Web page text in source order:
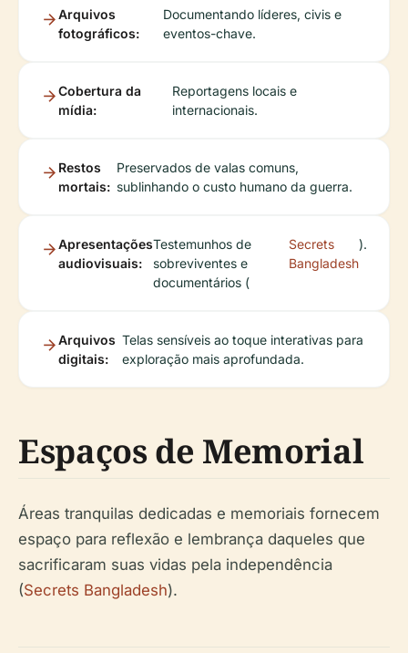
Arquivos
fotográficos:
Documentando líderes, civis e
eventos-chave.
Cobertura da
mídia:
Reportagens locais e
internacionais.
Restos
mortais:
Preservados de valas comuns,
sublinhando o custo humano da guerra.
Apresentações
audiovisuais:
Testemunhos de
sobreviventes e
documentários (
Secrets
Bangladesh
).
Arquivos
digitais:
Telas sensíveis ao toque interativas para
exploração mais aprofundada.
Espaços de Memorial
Áreas tranquilas dedicadas e memoriais fornecem
espaço para reflexão e lembrança daqueles que
sacrificaram suas vidas pela independência
(Secrets Bangladesh).